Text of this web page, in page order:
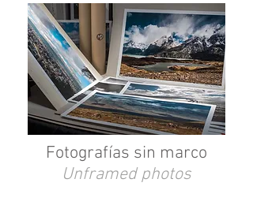
Fotografías sin marco
Unframed photos